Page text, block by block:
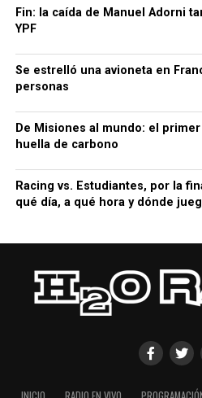
Fin: la caída de Manuel Adorni
YPF
Se estrelló una avioneta en
personas
De Misiones al mundo: el
huella de carbono
Racing vs. Estudiantes, por la
qué día, a qué hora y dónde